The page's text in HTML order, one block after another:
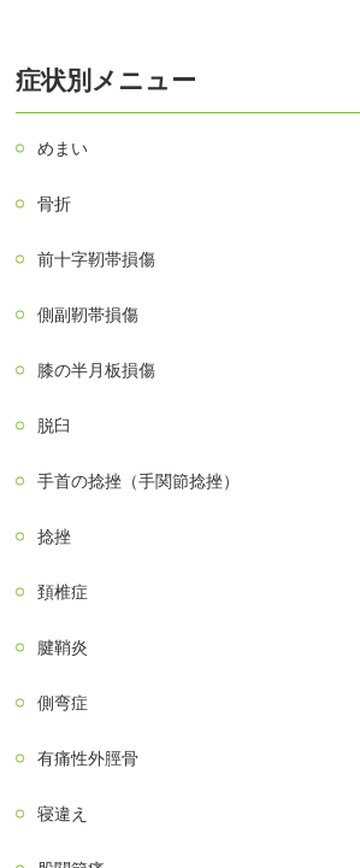
症状別メニュー
めまい
骨折
前十字靭帯損傷
側副靭帯損傷
膝の半月板損傷
脱臼
手首の捻挫（手関節捻挫）
捻挫
頚椎症
腱鞘炎
側弯症
有痛性外脛骨
寝違え